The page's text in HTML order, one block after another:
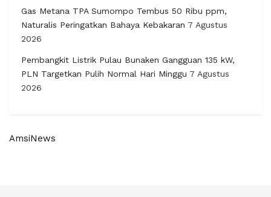
Gas Metana TPA Sumompo Tembus 50 Ribu ppm,
Naturalis Peringatkan Bahaya Kebakaran 7 Agustus
2026
Pembangkit Listrik Pulau Bunaken Gangguan 135 kW,
PLN Targetkan Pulih Normal Hari Minggu 7 Agustus
2026
AmsiNews